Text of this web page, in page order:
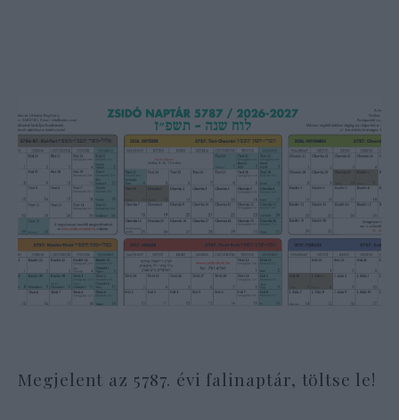
Megjelent az 5787. évi falinaptár, töltse le!